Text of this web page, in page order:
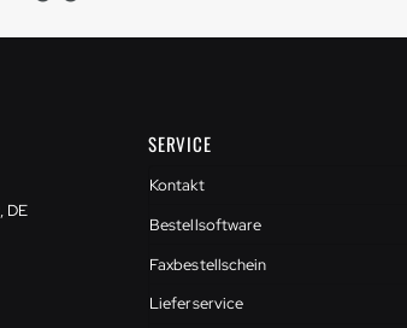
DE
SERVICE
Kontakt
Bestellsoftware
Faxbestellschein
Lieferservice